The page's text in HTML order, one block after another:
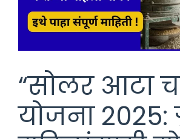
“सोलर आटा
योजना 2025: